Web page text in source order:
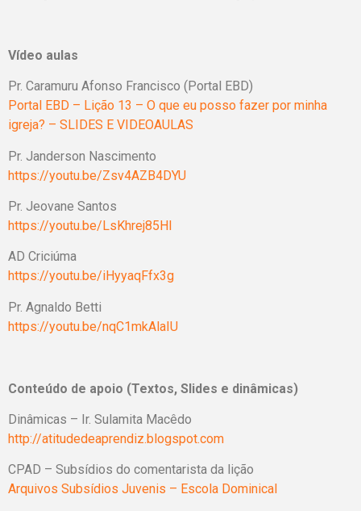
Vídeo aulas
Pr. Caramuru Afonso Francisco (Portal EBD)
Portal EBD – Lição 13 – O que eu posso fazer por minha
igreja? – SLIDES E VIDEOAULAS
Pr. Janderson Nascimento
https://youtu.be/Zsv4AZB4DYU
Pr. Jeovane Santos
https://youtu.be/LsKhrej85HI
AD Criciúma
https://youtu.be/iHyyaqFfx3g
Pr. Agnaldo Betti
https://youtu.be/nqC1mkAlaIU
Conteúdo de apoio (Textos, Slides e dinâmicas)
Dinâmicas – Ir. Sulamita Macêdo
http://atitudedeaprendiz.blogspot.com
CPAD – Subsídios do comentarista da lição
Arquivos Subsídios Juvenis – Escola Dominical